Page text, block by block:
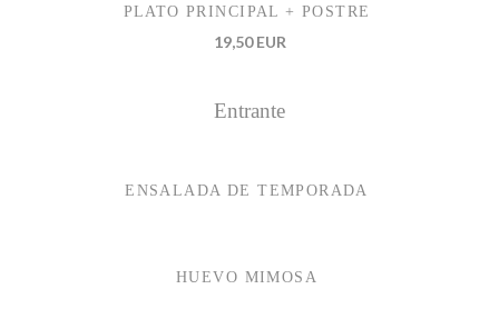
PLATO PRINCIPAL + POSTRE
19,50 EUR
Entrante
ENSALADA DE TEMPORADA
HUEVO MIMOSA